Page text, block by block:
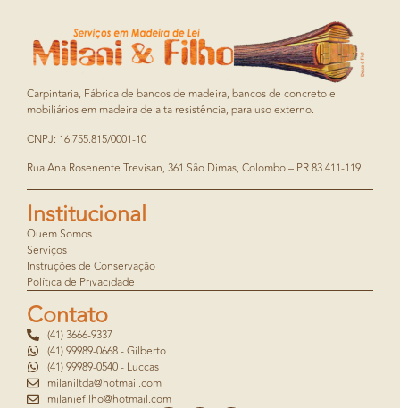
Carpintaria, Fábrica de bancos de madeira, bancos de concreto e
mobiliários em madeira de alta resistência, para uso externo.
CNPJ: 16.755.815/0001-10
Rua Ana Rosenente Trevisan, 361 São Dimas, Colombo – PR 83.411-119
Institucional
Quem Somos
Serviços
Instruções de Conservação
Política de Privacidade
Contato
(41) 3666-9337
(41) 99989-0668 - Gilberto
(41) 99989-0540 - Luccas
milaniltda@hotmail.com
milaniefilho@hotmail.com